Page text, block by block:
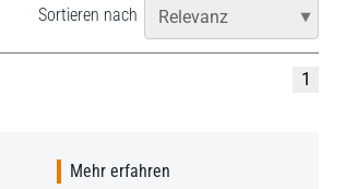
Sortieren nach
1
Mehr erfahren